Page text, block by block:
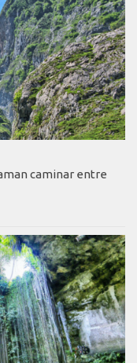
caminar entre